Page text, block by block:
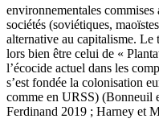
environnementales
sociétés (soviétiques,
alternative au capitalisme. Le
lors bien être celui de «
l’écocide actuel dans les
s’est fondée la colonisation
comme en URSS) (Bonneuil
Ferdinand 2019 ; Harney et